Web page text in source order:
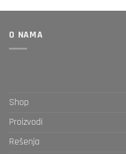
O NAMA
Shop
Proizvodi
Rešenja